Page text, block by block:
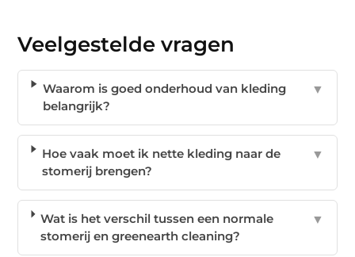
Veelgestelde vragen
Waarom is goed onderhoud van kleding
belangrijk?
▼
Hoe vaak moet ik nette kleding naar de
stomerij brengen?
▼
Wat is het verschil tussen een normale
stomerij en greenearth cleaning?
▼